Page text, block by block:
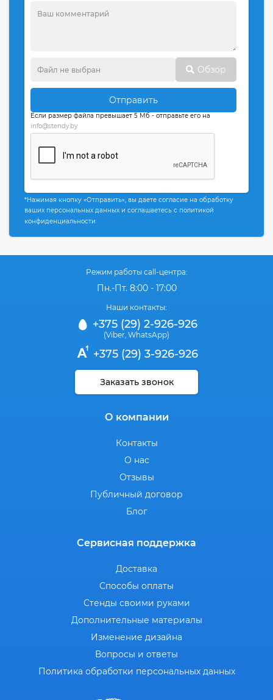
Обзор
Отправить
Если размер файла превышает 5 Мб - отправьте его на
info@stendy.by
*Нажимая кнопку «Отправить», вы даете согласие на обработку
ваших персональных данных и соглашаетесь с политикой
конфиденциальности
Режим работы call-центра:
Пн.-Пт. 8:00 - 17:00
Наши контакты:
+375 (29) 2-926-926
(Viber WhatsApp)
+375 (29) 3-926-926
Заказать звонок
О компании
Контакты
О нас
Отзывы
Публичный договор
Блог
Сервисная поддержка
Доставка
Способы оплаты
Стенды своими руками
Дополнительные материалы
Изменение дизайна
Вопросы и ответы
Политика обработки персональных данных